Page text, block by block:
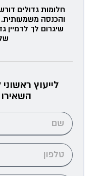
חלומות גדולים
והכנסה
שיגרום לך לדמיין
לייעוץ